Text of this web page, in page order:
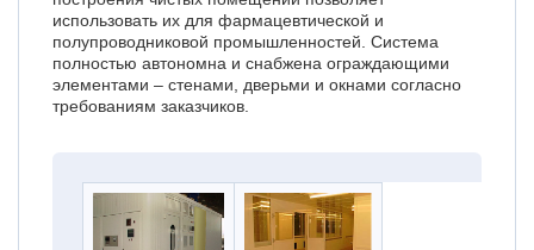
использовать их для фармацевтической и
полупроводниковой промышленностей. Система
полностью автономна и снабжена ограждающими
элементами – стенами, дверьми и окнами согласно
требованиям заказчиков.